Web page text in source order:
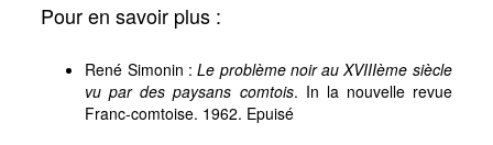
Pour en savoir plus :
René Simonin :Le problème noir au XVIIIème siècle
vu par des paysans comtois. In la nouvelle revue
Franc-comtoise. 1962. Epuisé